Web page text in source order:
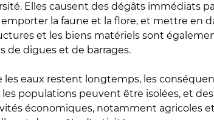
Elles causent des dégâts immédiats
emporter la faune et la flore, et mettre en
et les biens matériels sont
de digues et de barrages.
les eaux restent longtemps, les
les populations peuvent être isolées, et
économiques, notamment agricoles